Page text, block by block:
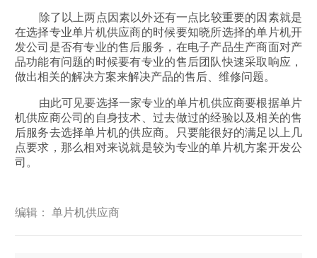
除了以上两点因素以外还有一点比较重要的因素就是
在选择专业单片机供应商的时候要知晓所选择的单片机开
发公司是否有专业的售后服务，在电子产品生产商面对产
品功能有问题的时候要有专业的售后团队快速采取响应，
做出相关的解决方案来解决产品的售后、维修问题。
由此可见要选择一家专业的单片机供应商要根据单片
机供应商公司的自身技术、过去做过的经验以及相关的售
后服务去选择单片机的供应商。只要能很好的满足以上几
点要求，那么相对来说就是较为专业的单片机方案开发公
司。
编辑： 单片机供应商